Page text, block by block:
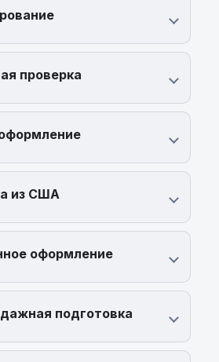
проверка
из США
оформление
подготовка